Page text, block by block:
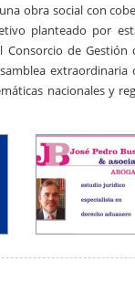
obra social con
planteado por
Consorcio de
nacionales y